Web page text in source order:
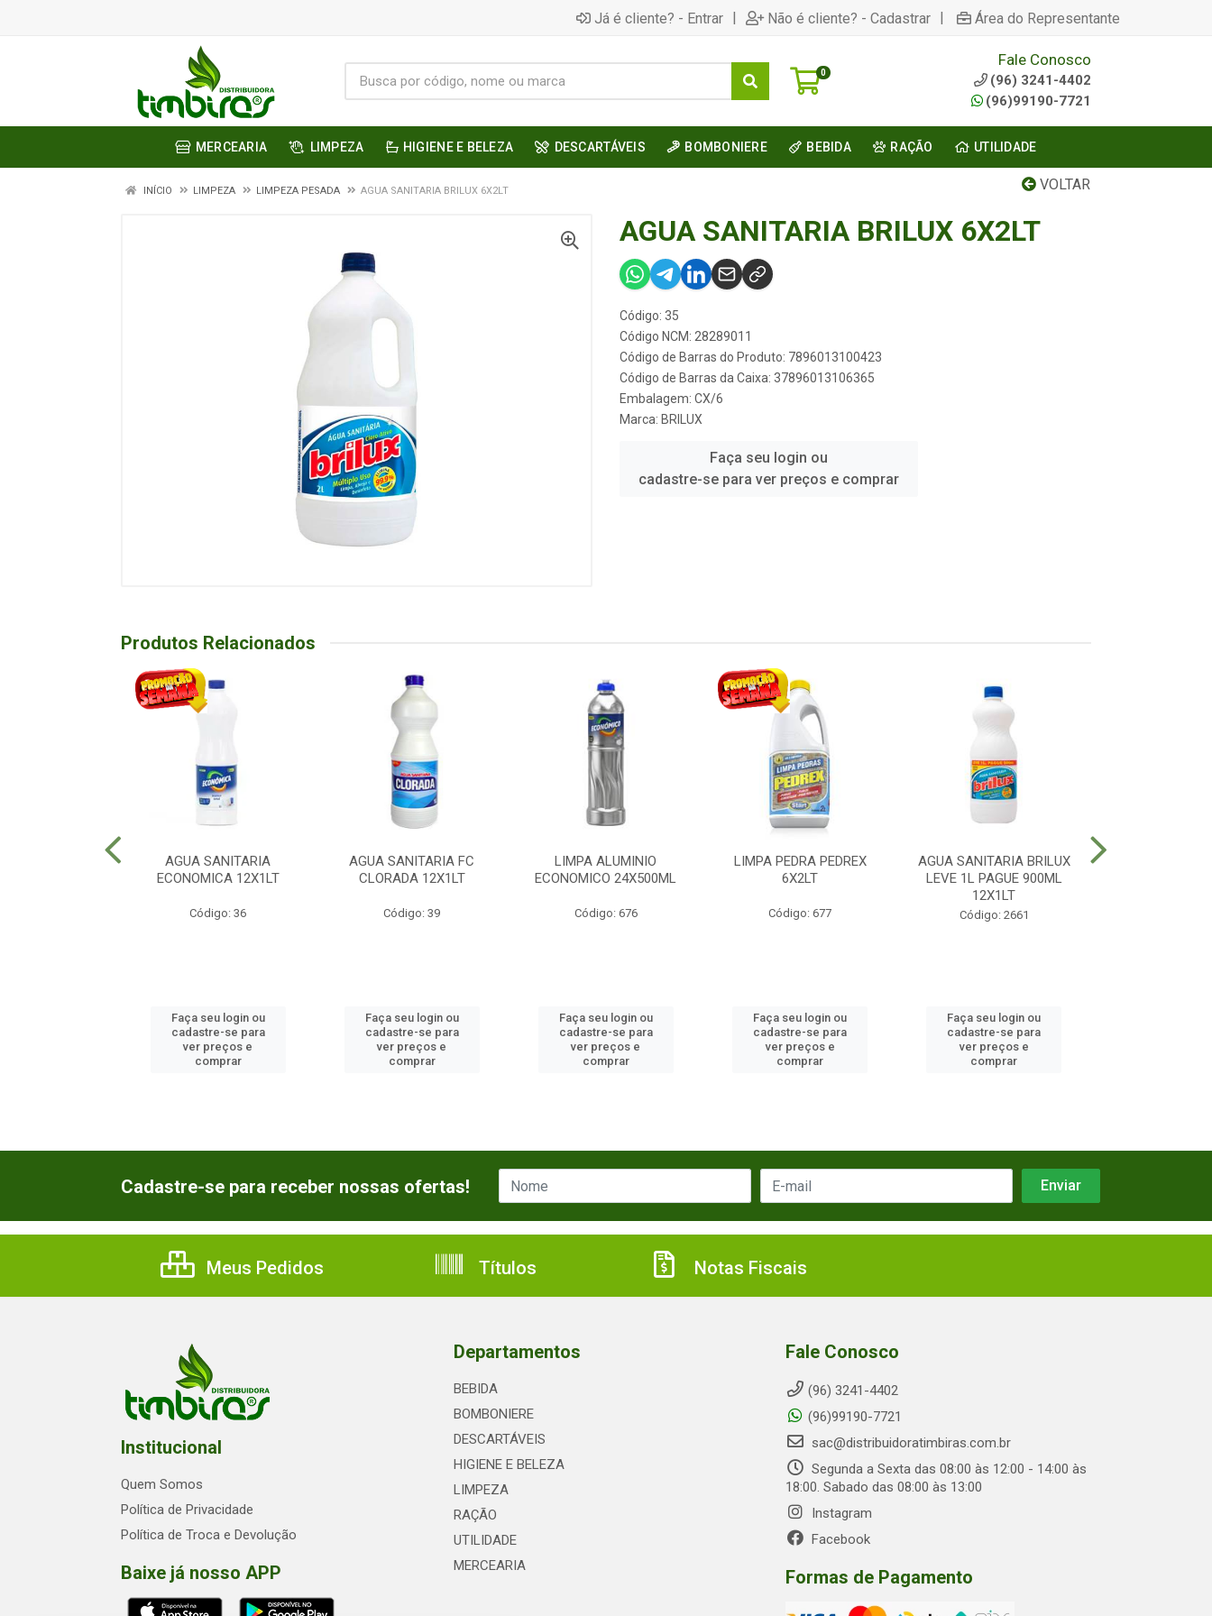
Já é cliente? - Entrar | Não é cliente? - Cadastrar | Área do Representante
0
Fale Conosco
(96) 3241-4402
(96)99190-7721
MERCEARIA LIMPEZA HIGIENE E BELEZA DESCARTÁVEIS BOMBONIERE BEBIDA RAÇÃO UTILIDADE
VOLTAR
INÍCIO LIMPEZA LIMPEZA PESADA AGUA SANITARIA BRILUX 6X2LT
AGUA SANITARIA BRILUX 6X2LT
Código: 35
Código NCM: 28289011
Código de Barras do Produto: 7896013100423
Código de Barras da Caixa: 37896013106365
Embalagem: CX/6
Marca: BRILUX
Faça seu login ou
cadastre-se para ver preços e comprar
Produtos Relacionados
AGUA SANITARIA
ECONOMICA 12X1LT
Código: 36
Faça seu login ou
cadastre-se para
ver preços e
comprar
AGUA SANITARIA FC
CLORADA 12X1LT
Código: 39
Faça seu login ou
cadastre-se para
ver preços e
comprar
LIMPA ALUMINIO
ECONOMICO 24X500ML
Código: 676
Faça seu login ou
cadastre-se para
ver preços e
comprar
LIMPA PEDRA PEDREX
6X2LT
Código: 677
Faça seu login ou
cadastre-se para
ver preços e
comprar
AGUA SANITARIA BRILUX
LEVE 1L PAGUE 900ML
12X1LT
Código: 2661
Faça seu login ou
cadastre-se para
ver preços e
comprar
Cadastre-se para receber nossas ofertas!
Meus Pedidos Títulos Notas Fiscais
Institucional
Quem Somos
Política de Privacidade
Política de Troca e Devolução
Baixe já nosso APP
Departamentos
BEBIDA
BOMBONIERE
DESCARTÁVEIS
HIGIENE E BELEZA
LIMPEZA
RAÇÃO
UTILIDADE
MERCEARIA
Fale Conosco
(96) 3241-4402
(96)99190-7721
sac@distribuidoratimbiras.com.br
Segunda a Sexta das 08:00 às 12:00 - 14:00 às
18:00. Sabado das 08:00 às 13:00
Instagram
Facebook
Formas de Pagamento